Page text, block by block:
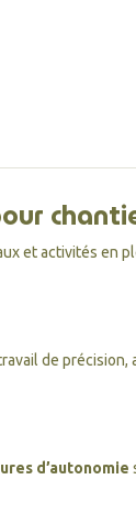
et activités en
de
d’autonomie